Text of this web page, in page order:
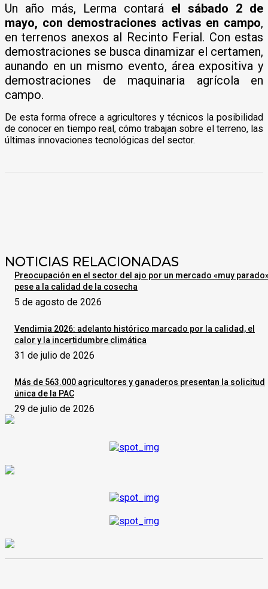
Un año más, Lerma contará el sábado 2 de
mayo, con demostraciones activas en campo,
en terrenos anexos al Recinto Ferial. Con estas
demostraciones se busca dinamizar el certamen,
aunando en un mismo evento, área expositiva y
demostraciones de maquinaria agrícola en
campo.
De esta forma ofrece a agricultores y técnicos la posibilidad
de conocer en tiempo real, cómo trabajan sobre el terreno, las
últimas innovaciones tecnológicas del sector.
NOTICIAS RELACIONADAS
Preocupación en el sector del ajo por un mercado «muy
pese a la calidad de la cosecha
5 de agosto de 2026
Vendimia 2026: adelanto histórico marcado por la calidad, el
calor y la incertidumbre climática
31 de julio de 2026
Más de 563.000 agricultores y ganaderos presentan la solicitud
única de la PAC
29 de julio de 2026